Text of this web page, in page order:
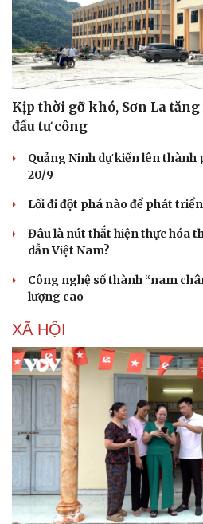
Kịp thời gỡ khó, Sơn La
đầu tư công
Quảng Ninh dự kiến lên thành
20/9
Lối đi đột phá nào để phát
Đâu là nút thắt hiện thực hóa
dẫn Việt Nam?
Công nghệ số thành “nam
lượng cao
XÃ HỘI